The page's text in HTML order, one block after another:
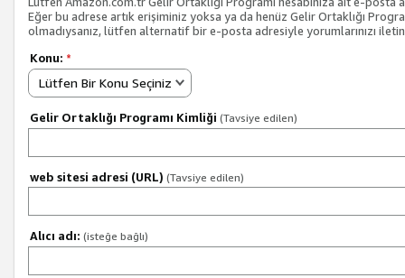
Eğer bu adrese artık erişiminiz yoksa ya da henüz Gelir Ortaklığı
olmadıysanız, lütfen alternatif bir e-posta adresiyle yorumlarınızı
Konu: *
Lütfen Bir Konu Seçiniz
Gelir Ortaklığı Programı Kimliği (Tavsiye edilen)
web sitesi adresi (URL) (Tavsiye edilen)
Alıcı adı: (isteğe bağlı)